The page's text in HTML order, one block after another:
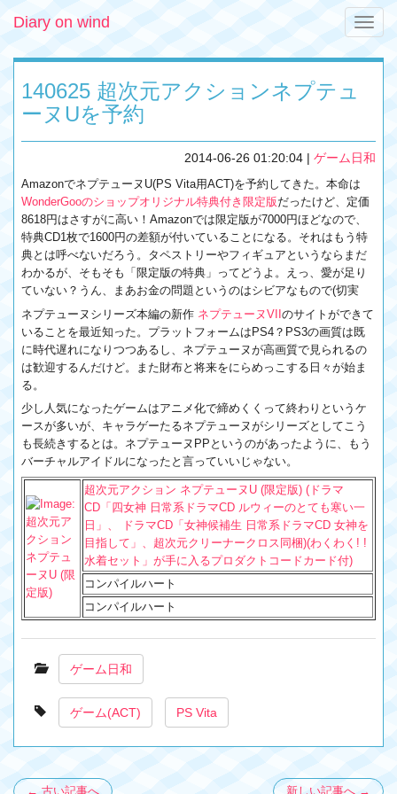
Toggle
Diary on wind
140625 超次元アクションネプテュ
ーヌUを予約
2014-06-26 01:20:04 | ゲーム日和
AmazonでネプテューヌU(PS Vita用ACT)を予約してきた。本命は
WonderGooのショップオリジナル特典付き限定版だったけど、定価
8618円はさすがに高い！Amazonでは限定版が7000円ほどなので、
特典CD1枚で1600円の差額が付いていることになる。それはもう特
典とは呼べないだろう。タペストリーやフィギュアというならまだ
わかるが、そもそも「限定版の特典」ってどうよ。えっ、愛が足り
ていない？うん、まあお金の問題というのはシビアなもので(切実
ネプテューヌシリーズ本編の新作 ネプテューヌVIIのサイトができて
いることを最近知った。プラットフォームはPS4？PS3の画質は既
に時代遅れになりつつあるし、ネプテューヌが高画質で見られるの
は歓迎するんだけど。また財布と将来をにらめっこする日々が始ま
る。
少し人気になったゲームはアニメ化で締めくくって終わりというケ
ースが多いが、キャラゲーたるネプテューヌがシリーズとしてこう
も長続きするとは。ネプテューヌPPというのがあったように、もう
バーチャルアイドルになったと言っていいじゃない。
超次元アクション ネプテューヌU (限定版) (ドラマ
CD「四女神 日常系ドラマCD ルウィーのとても寒い一
日」、 ドラマCD「女神候補生 日常系ドラマCD 女神を
目指して」、超次元クリーナークロス同梱)(わくわく! !
水着セット」が手に入るプロダクトコードカード付)
コンパイルハート
コンパイルハート
ゲーム日和
ゲーム(ACT) PS Vita
← 古い記事へ 新しい記事へ →